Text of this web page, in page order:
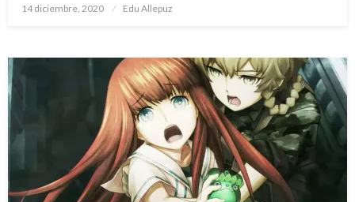
Publicado
14 diciembre, 2020 Edu Allepuz